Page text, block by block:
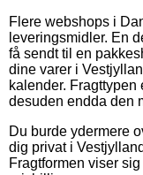
Flere webshops i
leveringsmidler. En
få sendt til en
dine varer i
kalender.
desuden endda den
Du burde ydermere
dig privat i
Fragtformen viser